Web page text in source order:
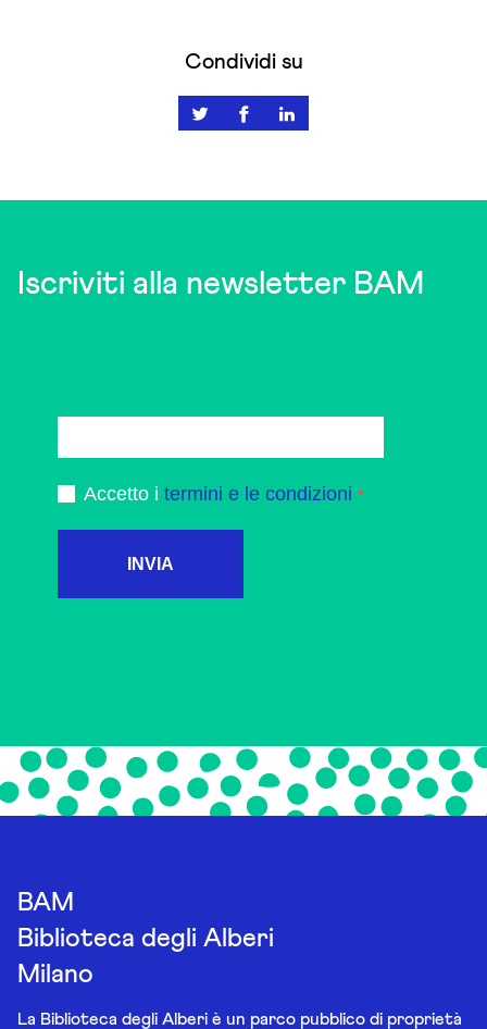
Condividi su
Iscriviti alla newsletter BAM
Accetto i termini e le condizioni
INVIA
BAM
Biblioteca degli Alberi
Milano
La Biblioteca degli Alberi è un parco pubblico di proprietà